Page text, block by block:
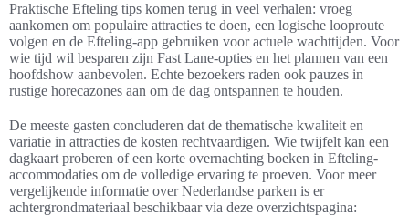
Praktische Efteling tips komen terug in veel verhalen: vroeg
aankomen om populaire attracties te doen, een logische looproute
volgen en de Efteling-app gebruiken voor actuele wachttijden. Voor
wie tijd wil besparen zijn Fast Lane-opties en het plannen van een
hoofdshow aanbevolen. Echte bezoekers raden ook pauzes in
rustige horecazones aan om de dag ontspannen te houden.
De meeste gasten concluderen dat de thematische kwaliteit en
variatie in attracties de kosten rechtvaardigen. Wie twijfelt kan een
dagkaart proberen of een korte overnachting boeken in Efteling-
accommodaties om de volledige ervaring te proeven. Voor meer
vergelijkende informatie over Nederlandse parken is er
achtergrondmateriaal beschikbaar via deze overzichtspagina: